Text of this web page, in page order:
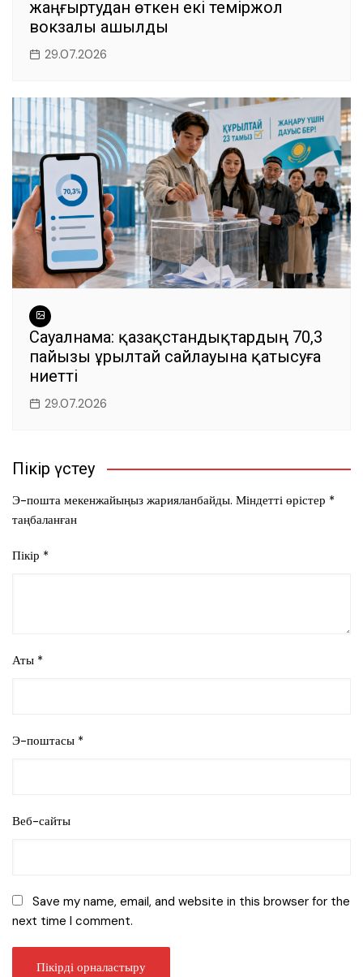
жаңғыртудан өткен екі теміржол
вокзалы ашылды
29.07.2026
Сауалнама: қазақстандықтардың 70,3
пайызы Құрылтай сайлауына қатысуға
ниетті
29.07.2026
Пікір үстеу
Э-пошта мекенжайыңыз жарияланбайды. Міндетті өрістер *
таңбаланған
Пікір *
Аты *
Э-поштасы *
Веб-сайты
Save my name, email, and website in this browser for the
next time I comment.